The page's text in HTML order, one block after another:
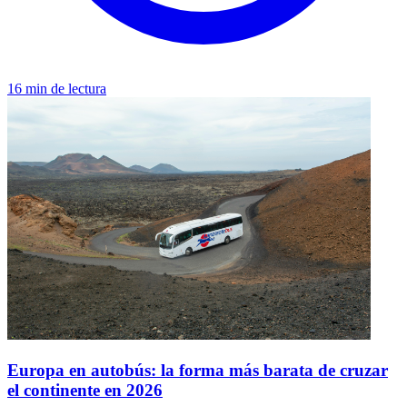
16 min de lectura
Europa en autobús: la forma más barata de cruzar
el continente en 2026